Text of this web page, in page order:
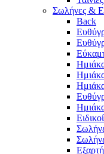
Σωλήνες &
Back